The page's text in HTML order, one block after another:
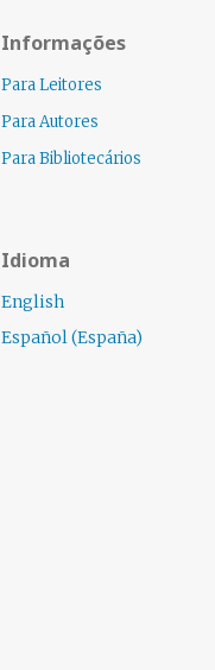
Informações
Para Leitores
Para Autores
Para Bibliotecários
Idioma
English
Español (España)